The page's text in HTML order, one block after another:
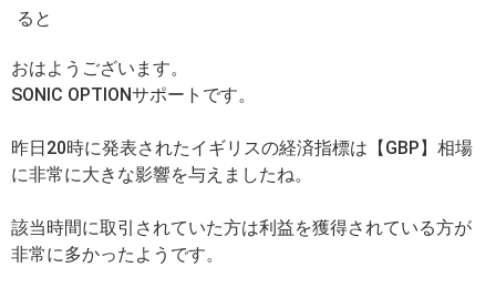
ると
おはようございます。
SONIC OPTIONサポートです。
昨日20時に発表されたイギリスの経済指標は【GBP】相場
に非常に大きな影響を与えましたね。
該当時間に取引されていた方は利益を獲得されている方が
非常に多かったようです。